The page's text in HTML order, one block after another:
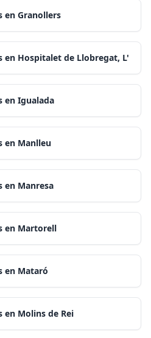
en Granollers
en Hospitalet de Llobregat, L'
en Igualada
en Manlleu
en Manresa
en Martorell
en Mataró
en Molins de Rei